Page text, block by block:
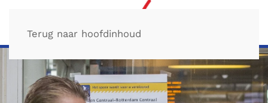
Terug naar hoofdinhoud